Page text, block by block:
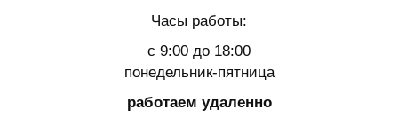
Часы работы:
с 9:00 до 18:00
понедельник-пятница
работаем удаленно